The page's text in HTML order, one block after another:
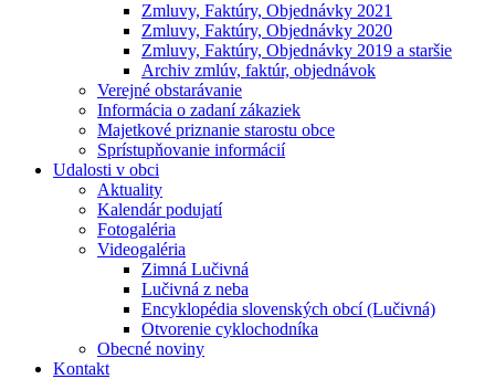
Zmluvy, Faktúry, Objednávky 2021
Zmluvy, Faktúry, Objednávky 2020
Zmluvy, Faktúry, Objednávky 2019 a staršie
Archiv zmlúv, faktúr, objednávok
Verejné obstarávanie
Informácia o zadaní zákaziek
Majetkové priznanie starostu obce
Sprístupňovanie informácií
Udalosti v obci
Aktuality
Kalendár podujatí
Fotogaléria
Videogaléria
Zimná Lučivná
Lučivná z neba
Encyklopédia slovenských obcí (Lučivná)
Otvorenie cyklochodníka
Obecné noviny
Kontakt